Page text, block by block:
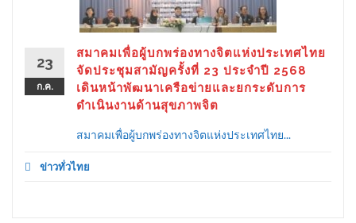
23
ก.ค.
สมาคมเพื่อผู้บกพร่องทางจิตแห่งประเทศไทย
จัดประชุมสามัญครั้งที่ 23 ประจำปี 2568
เดินหน้าพัฒนาเครือข่ายและยกระดับการ
ดำเนินงานด้านสุขภาพจิต
สมาคมเพื่อผู้บกพร่องทางจิตแห่งประเทศไทย...
ข่าวทั่วไทย